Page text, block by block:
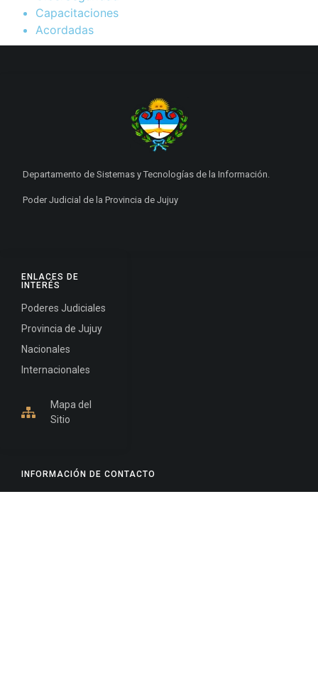
Capacitaciones
Acordadas
INFORMACIÓN DE CONTACTO
ENLACES DE
INTERÉS
Poderes Judiciales
Provincia de Jujuy
Nacionales
Internacionales
Mapa del
Sitio
Departamento de Sistemas y Tecnologías de la Información.
Poder Judicial de la Provincia de Jujuy